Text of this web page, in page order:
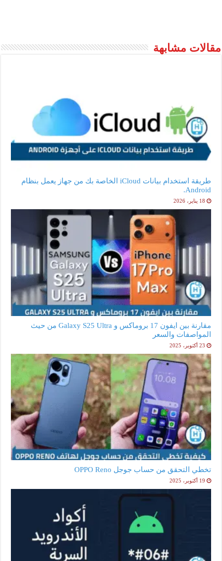
مقالات مشابهة
طريقة استخدام بيانات iCloud الخاصة بك من جهاز يعمل بنظام
Android.
18 يناير، 2026
مقارنة بين ايفون 17 بروماكس و Galaxy S25 Ultra من حيث
المواصفات والسعر
23 أكتوبر، 2025
تخطي التحقق من حساب جوجل OPPO Reno
19 أكتوبر، 2025